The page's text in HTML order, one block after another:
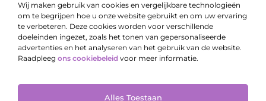
Wij maken gebruik van cookies en vergelijkbare technologieën
om te begrijpen hoe u onze website gebruikt en om uw ervaring
te verbeteren. Deze cookies worden voor verschillende
doeleinden ingezet, zoals het tonen van gepersonaliseerde
advertenties en het analyseren van het gebruik van de website.
Raadpleeg ons cookiebeleid voor meer informatie.
Alles Toestaan
Ontdek, lees, leer – elke dag opnieuw
Artikelen vol kennis, meningen en inspirerende